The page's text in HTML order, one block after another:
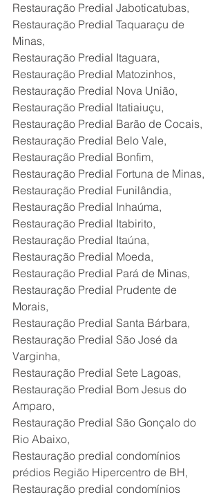
Restauração Predial Jaboticatubas,
Restauração Predial Taquaraçu de
Minas,
Restauração Predial Itaguara,
Restauração Predial Matozinhos,
Restauração Predial Nova União,
Restauração Predial Itatiaiuçu,
Restauração Predial Barão de Cocais,
Restauração Predial Belo Vale,
Restauração Predial Bonfim,
Restauração Predial Fortuna de Minas,
Restauração Predial Funilândia,
Restauração Predial Inhaúma,
Restauração Predial Itabirito,
Restauração Predial Itaúna,
Restauração Predial Moeda,
Restauração Predial Pará de Minas,
Restauração Predial Prudente de
Morais,
Restauração Predial Santa Bárbara,
Restauração Predial São José da
Varginha,
Restauração Predial Sete Lagoas,
Restauração Predial Bom Jesus do
Amparo,
Restauração Predial São Gonçalo do
Rio Abaixo,
Restauração predial condomínios
prédios Região Hipercentro de BH,
Restauração predial condomínios